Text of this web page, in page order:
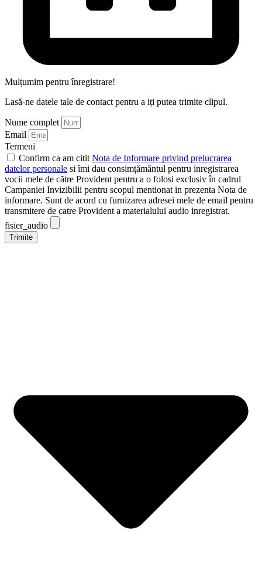
Mulțumim pentru înregistrare!
Lasă-ne datele tale de contact pentru a iți putea trimite clipul.
Nume complet
Email
Termeni
Confirm ca am citit Nota de Informare privind prelucrarea
datelor personale si îmi dau consimțământul pentru inregistrarea
vocii mele de către Provident pentru a o folosi exclusiv în cadrul
Campaniei Invizibilii pentru scopul mentionat in prezenta Nota de
informare. Sunt de acord cu furnizarea adresei mele de email pentru
transmitere de catre Provident a materialului audio inregistrat.
fisier_audio
Trimite